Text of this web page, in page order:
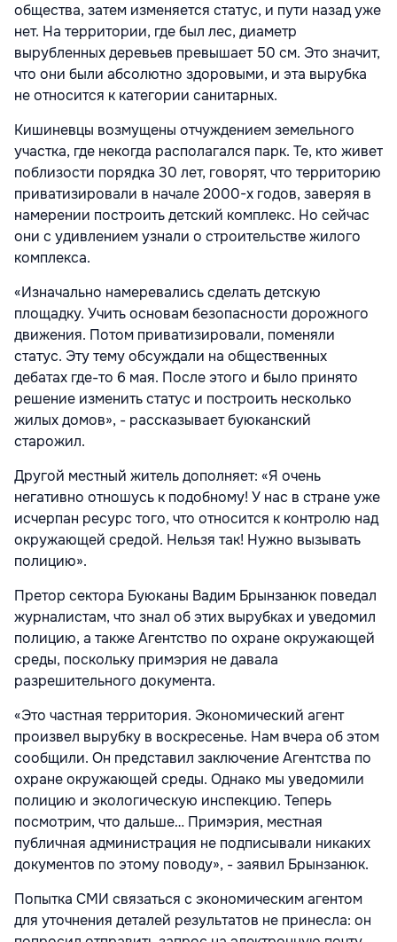
общества, затем изменяется статус, и пути назад уже
нет. На территории, где был лес, диаметр
вырубленных деревьев превышает 50 см. Это значит,
что они были абсолютно здоровыми, и эта вырубка
не относится к категории санитарных.
Кишиневцы возмущены отчуждением земельного
участка, где некогда располагался парк. Те, кто живет
поблизости порядка 30 лет, говорят, что территорию
приватизировали в начале 2000-х годов, заверяя в
намерении построить детский комплекс. Но сейчас
они с удивлением узнали о строительстве жилого
комплекса.
«Изначально намеревались сделать детскую
площадку. Учить основам безопасности дорожного
движения. Потом приватизировали, поменяли
статус. Эту тему обсуждали на общественных
дебатах где-то 6 мая. После этого и было принято
решение изменить статус и построить несколько
жилых домов», - рассказывает буюканский
старожил.
Другой местный житель дополняет: «Я очень
негативно отношусь к подобному! У нас в стране уже
исчерпан ресурс того, что относится к контролю над
окружающей средой. Нельзя так! Нужно вызывать
полицию».
Претор сектора Буюканы Вадим Брынзанюк поведал
журналистам, что знал об этих вырубках и уведомил
полицию, а также Агентство по охране окружающей
среды, поскольку примэрия не давала
разрешительного документа.
«Это частная территория. Экономический агент
произвел вырубку в воскресенье. Нам вчера об этом
сообщили. Он представил заключение Агентства по
охране окружающей среды. Однако мы уведомили
полицию и экологическую инспекцию. Теперь
посмотрим, что дальше… Примэрия, местная
публичная администрация не подписывали никаких
документов по этому поводу», - заявил Брынзанюк.
Попытка СМИ связаться с экономическим агентом
для уточнения деталей результатов не принесла: он